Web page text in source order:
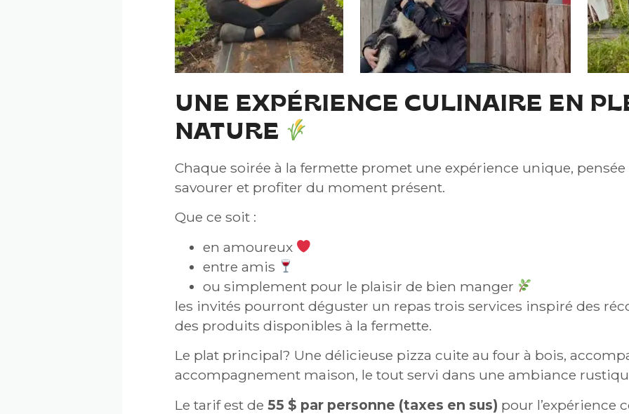
UNE EXPÉRIENCE CULINAIRE EN
NATURE
Chaque soirée à la fermette promet une expérience unique,
savourer et profiter du moment présent.
Que ce soit :
en amoureux
entre amis
ou simplement pour le plaisir de bien manger
les invités pourront déguster un repas trois services inspiré des
des produits disponibles à la fermette.
Le plat principal? Une délicieuse pizza cuite au four à bois,
accompagnement maison, le tout servi dans une ambiance
Le tarif est de 55 $ par personne (taxes en sus) pour l’expérience